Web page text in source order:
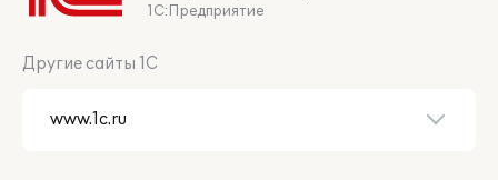
1С:Предприятие
Другие сайты 1С